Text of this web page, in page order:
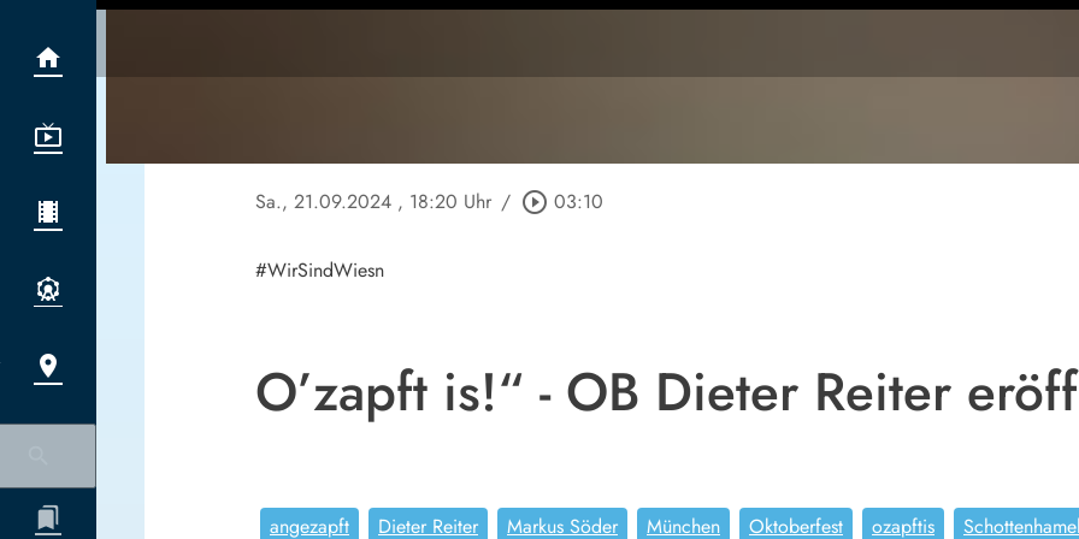
Sa., 21.09.2024 , 18:20 Uhr / play_circle_outline 03:10
#WirSindWiesn
O’zapft is!“ - OB Dieter Reiter
angezapft Dieter Reiter Markus Söder München Oktoberfest ozapftis Schottenhamel